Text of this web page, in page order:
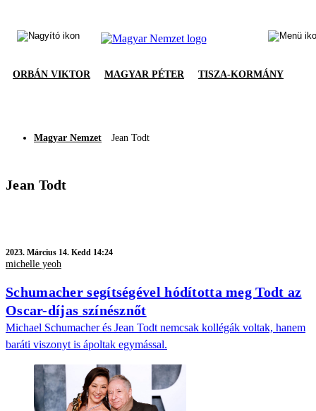
ORBÁN VIKTOR MAGYAR PÉTER TISZA-KORMÁNY
Magyar Nemzet Jean Todt
Jean Todt
2023. Március 14. Kedd 14:24
michelle yeoh
Schumacher segítségével hódította meg Todt az
Oscar-díjas színésznőt
Michael Schumacher és Jean Todt nemcsak kollégák voltak, hanem
baráti viszonyt is ápoltak egymással.